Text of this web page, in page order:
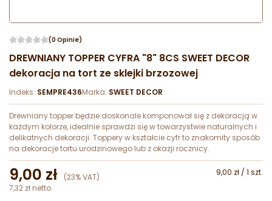
(0 Opinie)
DREWNIANY TOPPER CYFRA "8" 8CS SWEET DECOR
dekoracja na tort ze sklejki brzozowej
Indeks: SEMPRE436Marka: SWEET DECOR
Drewniany topper będzie doskonale komponował się z dekoracją w
każdym kolorze, idealnie sprawdzi się w towarzystwie naturalnych i
delikatnych dekoracji. Toppery w kształcie cyfr to znakomity sposób
na dekoracje tortu urodzinowego lub z okazji rocznicy.
9,00 zł (23% VAT)
9,00 zł / 1 szt.
7,32 zł netto